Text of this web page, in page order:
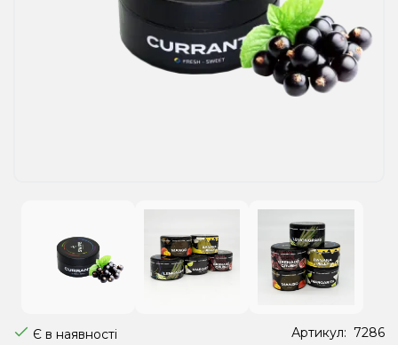
Рідини для електронних сигарет
Подарункові набори
Є в наявності Артикул: 7286